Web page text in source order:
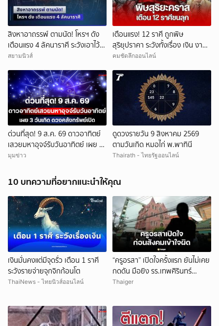
สิงหาอาถรรพ์ ตามนัด! โหรฯ ดัง
เตือนแรง 4 ลัคนาราศี ระวังเอาไว้ให้
ดี
สยามนิวส์
เตือนแรง! 12 ราศี ถูกพิษ
สุริยุปราคา ระวังทั้งเรื่อง เงิน งาน
รัก สุขภาพ
คมชัดลึกออนไลน์
ด่วนที่สุด! 9 ส.ค. 69 ดาวอาทิตย์
เสวยมหาอุจจ์รับวันอาทิตย์ เผย 3
วันเกิด ดวงคลังทรัพย์เปิด เงิน
มุมข่าว
ดูดวงรายวัน 9 สิงหาคม 2569
ตามวันเกิด หมอไก่ พ.พาทินี
Thairath - ไทยรัฐออนไลน์
10 บทความที่อยากแนะนำให้คุณ
เงินมั่นคงแต่มีจุดรั่ว เตือน 1 ราศี
ระวังรายจ่ายจุกจิกก้อนโต
ThaiNews - ไทยนิวส์ออนไลน์
“ครูอรสา” เปิดใจครั้งแรก ยันไม่เคย
กดดัน มือยิง รร.เทพศิรินทร์
นนทบุรี
Thaiger